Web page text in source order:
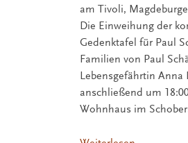
am Tivoli,
Die Einweihung der
Gedenktafel für Paul
Familien von Paul
Lebensgefährtin Anna
anschließend um
Wohnhaus im